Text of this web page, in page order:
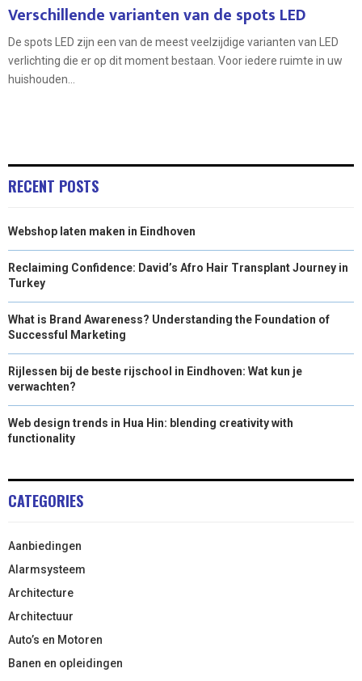
Verschillende varianten van de spots LED
De spots LED zijn een van de meest veelzijdige varianten van LED
verlichting die er op dit moment bestaan. Voor iedere ruimte in uw
huishouden...
RECENT POSTS
Webshop laten maken in Eindhoven
Reclaiming Confidence: David’s Afro Hair Transplant Journey in
Turkey
What is Brand Awareness? Understanding the Foundation of
Successful Marketing
Rijlessen bij de beste rijschool in Eindhoven: Wat kun je
verwachten?
Web design trends in Hua Hin: blending creativity with
functionality
CATEGORIES
Aanbiedingen
Alarmsysteem
Architecture
Architectuur
Auto’s en Motoren
Banen en opleidingen